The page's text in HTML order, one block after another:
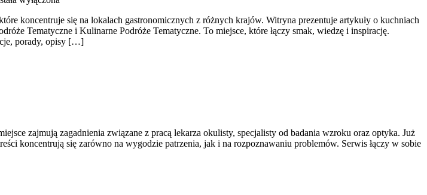
koncentruje się na lokalach gastronomicznych z różnych krajów. Witryna prezentuje artykuły o kuchniach
Tematyczne i Kulinarne Podróże Tematyczne. To miejsce, które łączy smak, wiedzę i inspirację.
porady, opisy […]
zajmują zagadnienia związane z pracą lekarza okulisty, specjalisty od badania wzroku oraz optyka. Już
koncentrują się zarówno na wygodzie patrzenia, jak i na rozpoznawaniu problemów. Serwis łączy w sobie